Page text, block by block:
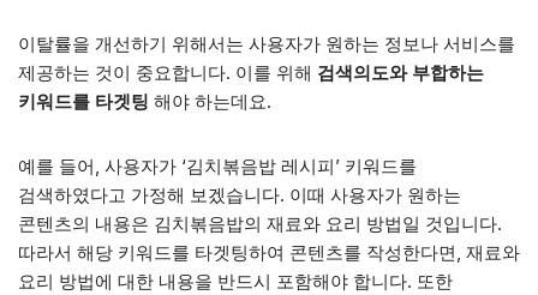
이탈률을 개선하기 위해서는 사용자가 원하는 정보나 서비스를
제공하는 것이 중요합니다. 이를 위해 검색의도와 부합하는
키워드를 타겟팅 해야 하는데요.
예를 들어, 사용자가 ‘김치볶음밥 레시피’ 키워드를
검색하였다고 가정해 보겠습니다. 이때 사용자가 원하는
콘텐츠의 내용은 김치볶음밥의 재료와 요리 방법일 것입니다.
따라서 해당 키워드를 타겟팅하여 콘텐츠를 작성한다면, 재료와
요리 방법에 대한 내용을 반드시 포함해야 합니다. 또한